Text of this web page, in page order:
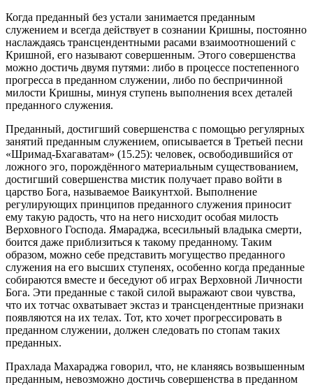
Когда преданный без устали занимается преданным
служением и всегда действует в сознании Кришны, постоянно
наслаждаясь трансцендентными расами взаимоотношений с
Кришной, его называют совершенным. Этого совершенства
можно достичь двумя путями: либо в процессе постепенного
прогресса в преданном служении, либо по беспричинной
милости Кришны, минуя ступень выполнения всех деталей
преданного служения.
Преданный, достигший совершенства с помощью регулярных
занятий преданным служением, описывается в Третьей песни
«Шримад-Бхагаватам» (15.25): человек, освободившийся от
ложного эго, порождённого материальным существованием,
достигший совершенства мистик получает право войти в
царство Бога, называемое Ваикунтхой. Выполнение
регулирующих принципов преданного служения приносит
ему такую радость, что на него нисходит особая милость
Верховного Господа. Ямараджа, всесильный владыка смерти,
боится даже приблизиться к такому преданному. Таким
образом, можно себе представить могущество преданного
служения на его высших ступенях, особенно когда преданные
собираются вместе и беседуют об играх Верховной Личности
Бога. Эти преданные с такой силой выражают свои чувства,
что их тотчас охватывает экстаз и трансцендентные признаки
появляются на их телах. Тот, кто хочет прогрессировать в
преданном служении, должен следовать по стопам таких
преданных.
Прахлада Махараджа говорил, что, не кланяясь возвышенным
преданным, невозможно достичь совершенства в преданном